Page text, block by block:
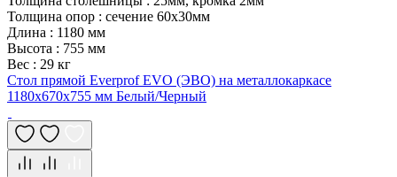
Толщина опор : сечение 60х30мм
Длина : 1180 мм
Высота : 755 мм
Вес : 29 кг
Стол прямой Everprof EVO (ЭВО) на металлокаркасе
1180х670х755 мм Белый/Черный